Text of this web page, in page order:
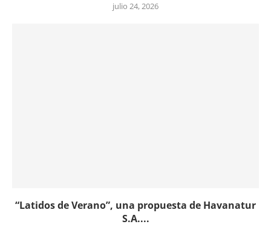
julio 24, 2026
“Latidos de Verano”, una propuesta de Havanatur
S.A....